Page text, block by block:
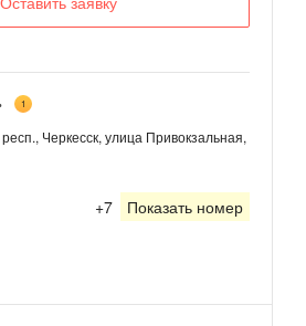
1
Черкесск, улица Привокзальная,
+7 Показать номер